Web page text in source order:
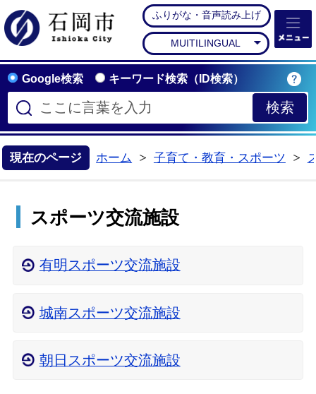
石岡市公式ホームペー
ふりがな・音声読み上げ
MUITILINGUAL
Google検索 キーワード検索（ID検索）
現在のページ ホーム
子育て・教育・スポーツ
スポーツ交流施設
有明スポーツ交流施設
城南スポーツ交流施設
朝日スポーツ交流施設